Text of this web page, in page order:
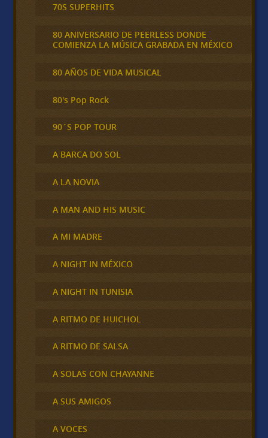
70S SUPERHITS
80 ANIVERSARIO DE PEERLESS DONDE
COMIENZA LA MÚSICA GRABADA EN MÉXICO
80 AÑOS DE VIDA MUSICAL
80's Pop Rock
90´S POP TOUR
A BARCA DO SOL
A LA NOVIA
A MAN AND HIS MUSIC
A MI MADRE
A NIGHT IN MÉXICO
A NIGHT IN TUNISIA
A RITMO DE HUICHOL
A RITMO DE SALSA
A SOLAS CON CHAYANNE
A SUS AMIGOS
A VOCES